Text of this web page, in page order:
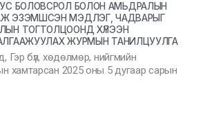
БОЛОВСРОЛ БОЛОН АМЬДРАЛЫН
ЭЗЭМШСЭН МЭДЛЭГ, ЧАДВАРЫГ
ТОГТОЛЦООНД ХҮЛЭЭН
ЖУРМЫН ТАНИЛЦУУЛГА
Гэр бүл, хөдөлмөр, нийгмийн
хамтарсан 2025 оны 5 дугаар сарын